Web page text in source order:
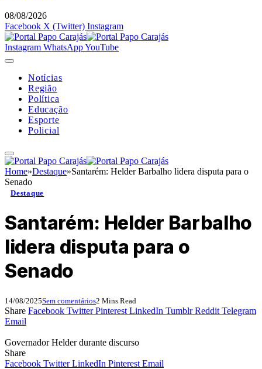
08/08/2026
Facebook X (Twitter) Instagram
Instagram WhatsAppYouTube
Notícias
Região
Política
Educação
Esporte
Policial
Home»Destaque»Santarém: Helder Barbalho lidera disputa para o
Senado
Destaque
Santarém: Helder Barbalho
lidera disputa para o
Senado
14/08/2025Sem comentários2 Mins Read
Share Facebook Twitter Pinterest LinkedIn Tumblr Reddit Telegram
Email
Governador Helder durante discurso
Share
Facebook Twitter LinkedIn Pinterest Email